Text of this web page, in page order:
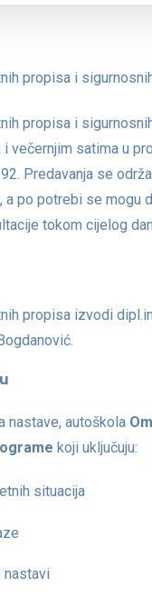
propisa i
propisa i
i večernjim satima u
Predavanja se
a po potrebi se mogu
tokom cijelog
propisa izvodi
nastave, autoškola
koji uključuju:
situacija
nastavi